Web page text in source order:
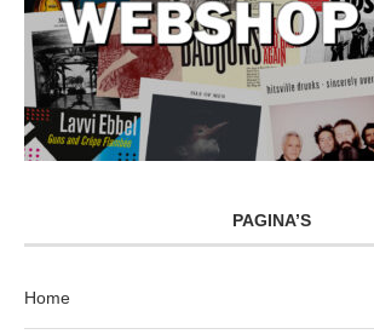
PAGINA’S
Home